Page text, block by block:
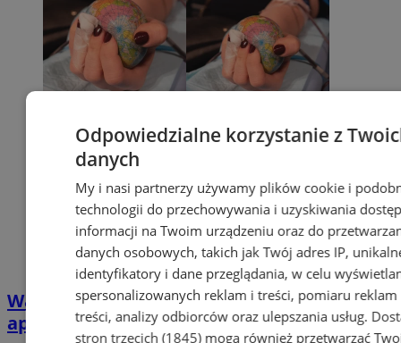
Wakacyjne zapasy krwi topnieją. RCKiK
apeluje do dawców
Odpowiedzialne korzystanie z
danych
My i nasi partnerzy używamy plików cookie i
technologii do przechowywania i uzyskiwania
informacji na Twoim urządzeniu oraz do
danych osobowych, takich jak Twój adres IP,
identyfikatory i dane przeglądania, w celu
spersonalizowanych reklam i treści, pomiaru reklam
treści, analizy odbiorców oraz ulepszania usług.
stron trzecich (1845)mogą również przetwarzać